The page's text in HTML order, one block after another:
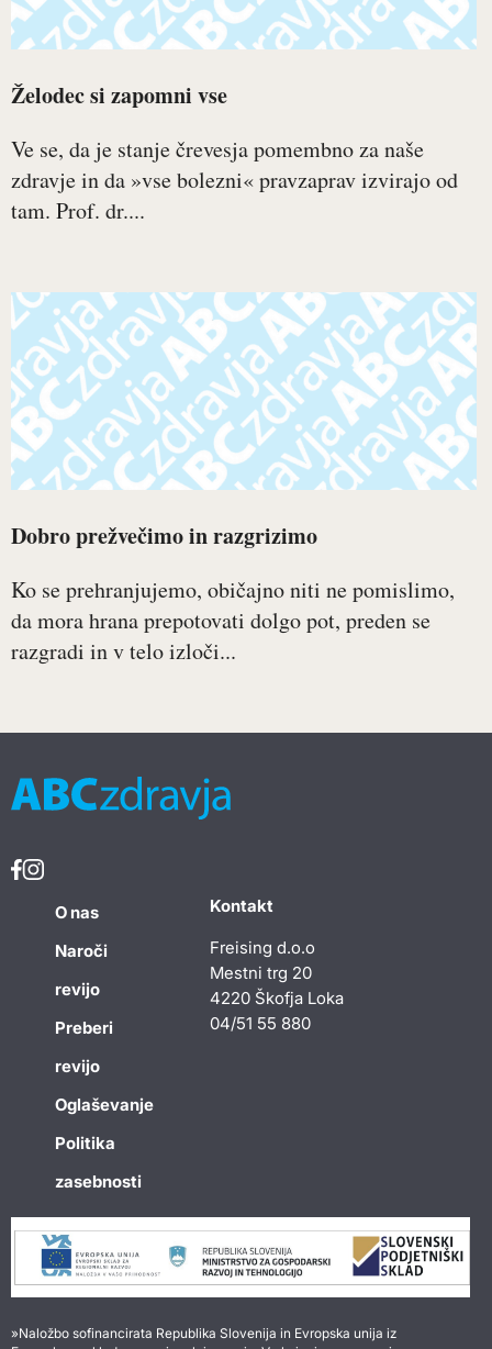
Želodec si zapomni vse
Ve se, da je stanje črevesja pomembno za naše
zdravje in da »vse bolezni« pravzaprav izvirajo od
tam. Prof. dr....
Dobro prežvečimo in razgrizimo
Ko se prehranjujemo, običajno niti ne pomislimo,
da mora hrana prepotovati dolgo pot, preden se
razgradi in v telo izloči...
O nas
Naroči
revijo
Preberi
revijo
Oglaševanje
Politika
zasebnosti
Kontakt
Freising d.o.o
Mestni trg 20
4220 Škofja Loka
04/51 55 880
»Naložbo sofinancirata Republika Slovenija in Evropska unija iz